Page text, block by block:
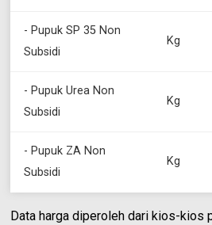
- Pupuk SP 35 Non
Subsidi
Kg
- Pupuk Urea Non
Subsidi
Kg
- Pupuk ZA Non
Subsidi
Kg
Data harga diperoleh dari kios-kios